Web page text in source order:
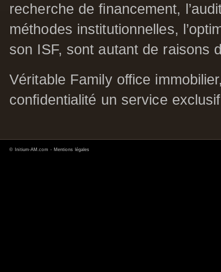
recherche de financement,
méthodes institutionnelles,
son ISF, sont autant de raisons
Véritable Family office
confidentialité un service
© Initium-AM.com - Mentions légales